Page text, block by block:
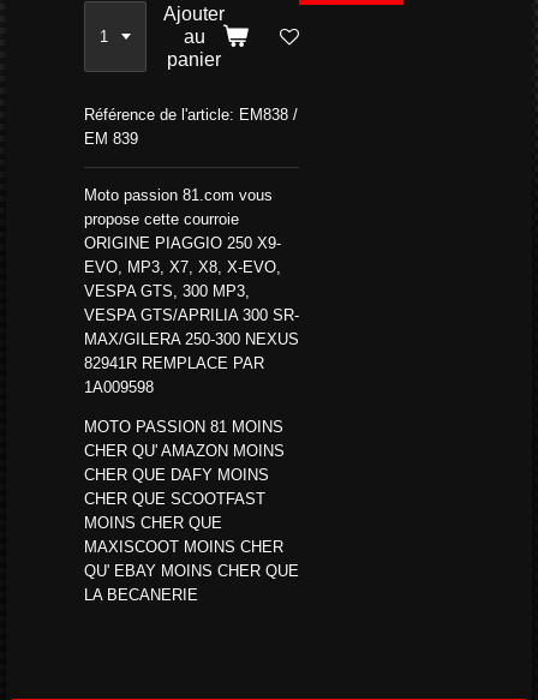
Ajouter
au
panier
Référence de l'article: EM838 /
EM 839
Moto passion 81.com vous
propose cette courroie
ORIGINE PIAGGIO 250 X9-
EVO, MP3, X7, X8, X-EVO,
VESPA GTS, 300 MP3,
VESPA GTS/APRILIA 300 SR-
MAX/GILERA 250-300 NEXUS
82941R REMPLACE PAR
1A009598
MOTO PASSION 81 MOINS
CHER QU' AMAZON MOINS
CHER QUE DAFY MOINS
CHER QUE SCOOTFAST
MOINS CHER QUE
MAXISCOOT MOINS CHER
QU' EBAY MOINS CHER QUE
LA BECANERIE